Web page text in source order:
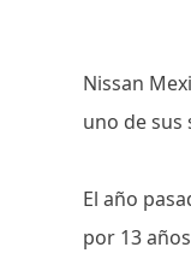
Nissan
uno de sus
El año
por 13